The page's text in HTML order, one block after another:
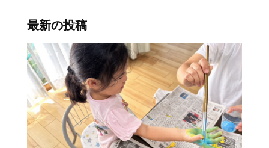
最新の投稿